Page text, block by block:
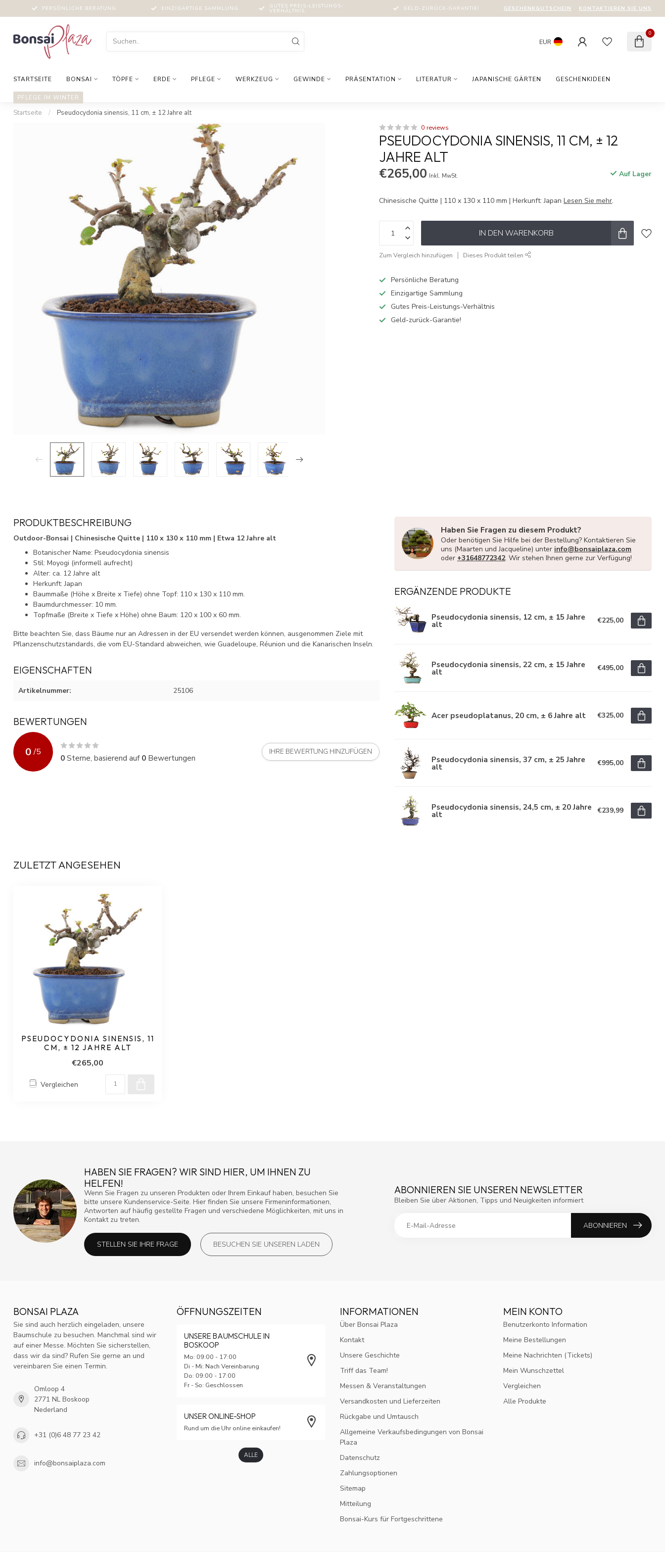
PERSÖNLICHE BERATUNG EINZIGARTIGE SAMMLUNG GUTES PREIS-LEISTUNGS-
VERHÄLTNIS GELD-ZURÜCK-GARANTIE! GESCHENKGUTSCHEIN KONTAKTIEREN SIE UNS
EUR
0
STARTSEITE BONSAI TÖPFE ERDE PFLEGE WERKZEUG GEWINDE PRÄSENTATION LITERATUR JAPANISCHE GÄRTEN GESCHENKIDEEN
PFLEGE IM WINTER
Startseite / Pseudocydonia sinensis, 11 cm, ± 12 Jahre alt
0 reviews
PSEUDOCYDONIA SINENSIS, 11 CM, ± 12
JAHRE ALT
€265,00 Inkl. MwSt. Auf Lager
Chinesische Quitte | 110 x 130 x 110 mm | Herkunft: JapanLesen Sie mehr.
IN DEN WARENKORB
Zum Vergleich hinzufügen Dieses Produkt teilen
Persönliche Beratung
Einzigartige Sammlung
Gutes Preis-Leistungs-Verhältnis
Geld-zurück-Garantie!
PRODUKTBESCHREIBUNG
Outdoor-Bonsai | Chinesische Quitte | 110 x 130 x 110 mm | Etwa 12 Jahre alt
Botanischer Name: Pseudocydonia sinensis
Stil: Moyogi (informell aufrecht)
Alter: ca. 12 Jahre alt
Herkunft: Japan
Baummaße (Höhe x Breite x Tiefe) ohne Topf: 110 x 130 x 110 mm.
Baumdurchmesser: 10 mm.
Topfmaße (Breite x Tiefe x Höhe) ohne Baum: 120 x 100 x 60 mm.
Bitte beachten Sie, dass Bäume nur an Adressen in der EU versendet werden können, ausgenommen Ziele mit
Pflanzenschutzstandards, die vom EU-Standard abweichen, wie Guadeloupe, Réunion und die Kanarischen Inseln.
EIGENSCHAFTEN
Artikelnummer: 25106
BEWERTUNGEN
0 /5
0Sterne, basierend auf0 Bewertungen
IHRE BEWERTUNG HINZUFÜGEN
Haben Sie Fragen zu diesem Produkt?
Oder benötigen Sie Hilfe bei der Bestellung? Kontaktieren Sie
uns (Maarten und Jacqueline) unter info@bonsaiplaza.com
oder +31648772342. Wir stehen Ihnen gerne zur Verfügung!
ERGÄNZENDE PRODUKTE
Pseudocydonia sinensis, 12 cm, ± 15 Jahre
alt €225,00
Pseudocydonia sinensis, 22 cm, ± 15 Jahre
alt €495,00
Acer pseudoplatanus, 20 cm, ± 6 Jahre alt €325,00
Pseudocydonia sinensis, 37 cm, ± 25 Jahre
alt €995,00
Pseudocydonia sinensis, 24,5 cm, ± 20 Jahre
alt €239,99
ZULETZT ANGESEHEN
PSEUDOCYDONIA SINENSIS, 11
CM, ± 12 JAHRE ALT
€265,00
Vergleichen
HABEN SIE FRAGEN? WIR SIND HIER, UM IHNEN ZU
HELFEN!
Wenn Sie Fragen zu unseren Produkten oder Ihrem Einkauf haben, besuchen Sie
bitte unsere Kundenservice-Seite. Hier finden Sie unsere Firmeninformationen,
Antworten auf häufig gestellte Fragen und verschiedene Möglichkeiten, mit uns in
Kontakt zu treten.
STELLEN SIE IHRE FRAGE BESUCHEN SIE UNSEREN LADEN
ABONNIEREN SIE UNSEREN NEWSLETTER
Bleiben Sie über Aktionen, Tipps und Neuigkeiten informiert
ABONNIEREN
BONSAI PLAZA
Sie sind auch herzlich eingeladen, unsere
Baumschule zu besuchen. Manchmal sind wir
auf einer Messe. Möchten Sie sicherstellen,
dass wir da sind? Rufen Sie gerne an und
vereinbaren Sie einen Termin.
Omloop 4
2771 NL Boskoop
Nederland
+31 (0)6 48 77 23 42
info@bonsaiplaza.com
ÖFFNUNGSZEITEN
UNSERE BAUMSCHULE IN
BOSKOOP
Mo: 09:00 - 17:00
Di - Mi: Nach Vereinbarung
Do: 09:00 - 17:00
Fr - So: Geschlossen
UNSER ONLINE-SHOP
Rund um die Uhr online einkaufen!
ALLE
INFORMATIONEN
Über Bonsai Plaza
Kontakt
Unsere Geschichte
Triff das Team!
Messen & Veranstaltungen
Versandkosten und Lieferzeiten
Rückgabe und Umtausch
Allgemeine Verkaufsbedingungen von Bonsai
Plaza
Datenschutz
Zahlungsoptionen
Sitemap
Mitteilung
Bonsai-Kurs für Fortgeschrittene
MEIN KONTO
Benutzerkonto Information
Meine Bestellungen
Meine Nachrichten (Tickets)
Mein Wunschzettel
Vergleichen
Alle Produkte